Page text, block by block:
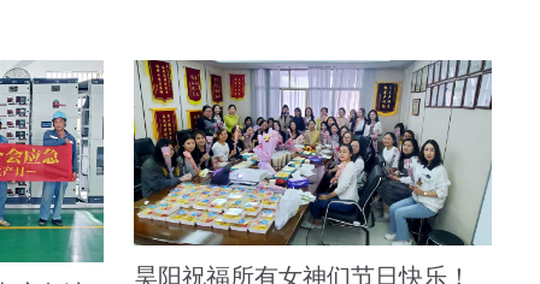
昊阳祝福所有女神们节日快乐！